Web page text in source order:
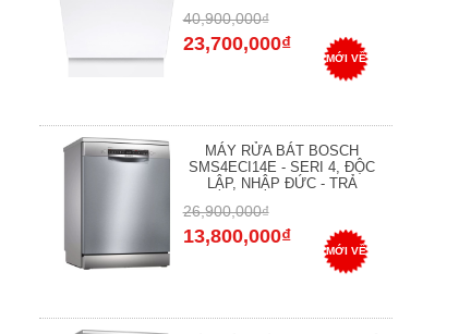
40,900,000₫
23,700,000₫
MỚI VỀ
MÁY RỬA BÁT BOSCH
SMS4ECI14E - SERI 4, ĐỘC
LẬP, NHẬP ĐỨC - TRẢ
26,900,000₫
13,800,000₫
MỚI VỀ